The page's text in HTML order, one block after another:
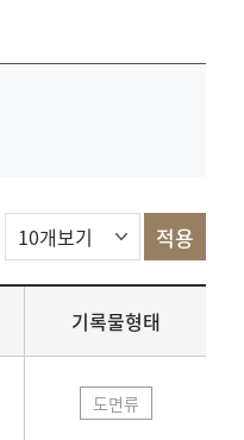
기록물형태
도면류